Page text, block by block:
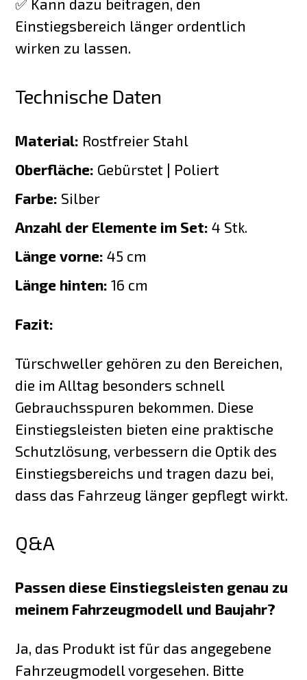
✅ Kann dazu beitragen, den
Einstiegsbereich länger ordentlich
wirken zu lassen.
Technische Daten
Material: Rostfreier Stahl
Oberfläche: Gebürstet | Poliert
Farbe: Silber
Anzahl der Elemente im Set: 4 Stk.
Länge vorne: 45 cm
Länge hinten: 16 cm
Fazit:
Türschweller gehören zu den Bereichen,
die im Alltag besonders schnell
Gebrauchsspuren bekommen. Diese
Einstiegsleisten bieten eine praktische
Schutzlösung, verbessern die Optik des
Einstiegsbereichs und tragen dazu bei,
dass das Fahrzeug länger gepflegt wirkt.
Q&A
Passen diese Einstiegsleisten genau zu
meinem Fahrzeugmodell und Baujahr?
Ja, das Produkt ist für das angegebene
Fahrzeugmodell vorgesehen. Bitte